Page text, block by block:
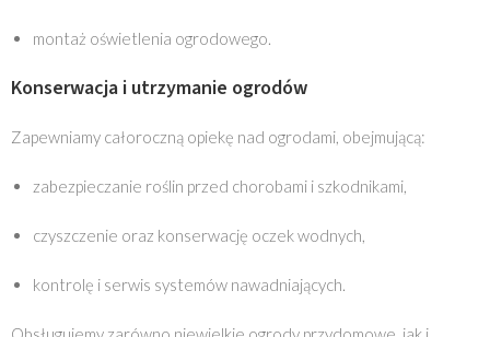
montaż oświetlenia ogrodowego.
Konserwacja i utrzymanie ogrodów
Zapewniamy całoroczną opiekę nad ogrodami, obejmującą:
zabezpieczanie roślin przed chorobami i szkodnikami,
czyszczenie oraz konserwację oczek wodnych,
kontrolę i serwis systemów nawadniających.